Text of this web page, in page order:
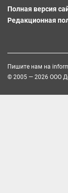
Полная версия
Редакционная
Пишите нам на
© 2005 — 2026 ООО